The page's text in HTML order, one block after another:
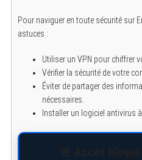
Pour naviguer en toute sécurité sur
astuces :
Utiliser un VPN pour chiffrer
Vérifier la sécurité de votre
Éviter de partager des
nécessaires.
Installer un logiciel antivirus